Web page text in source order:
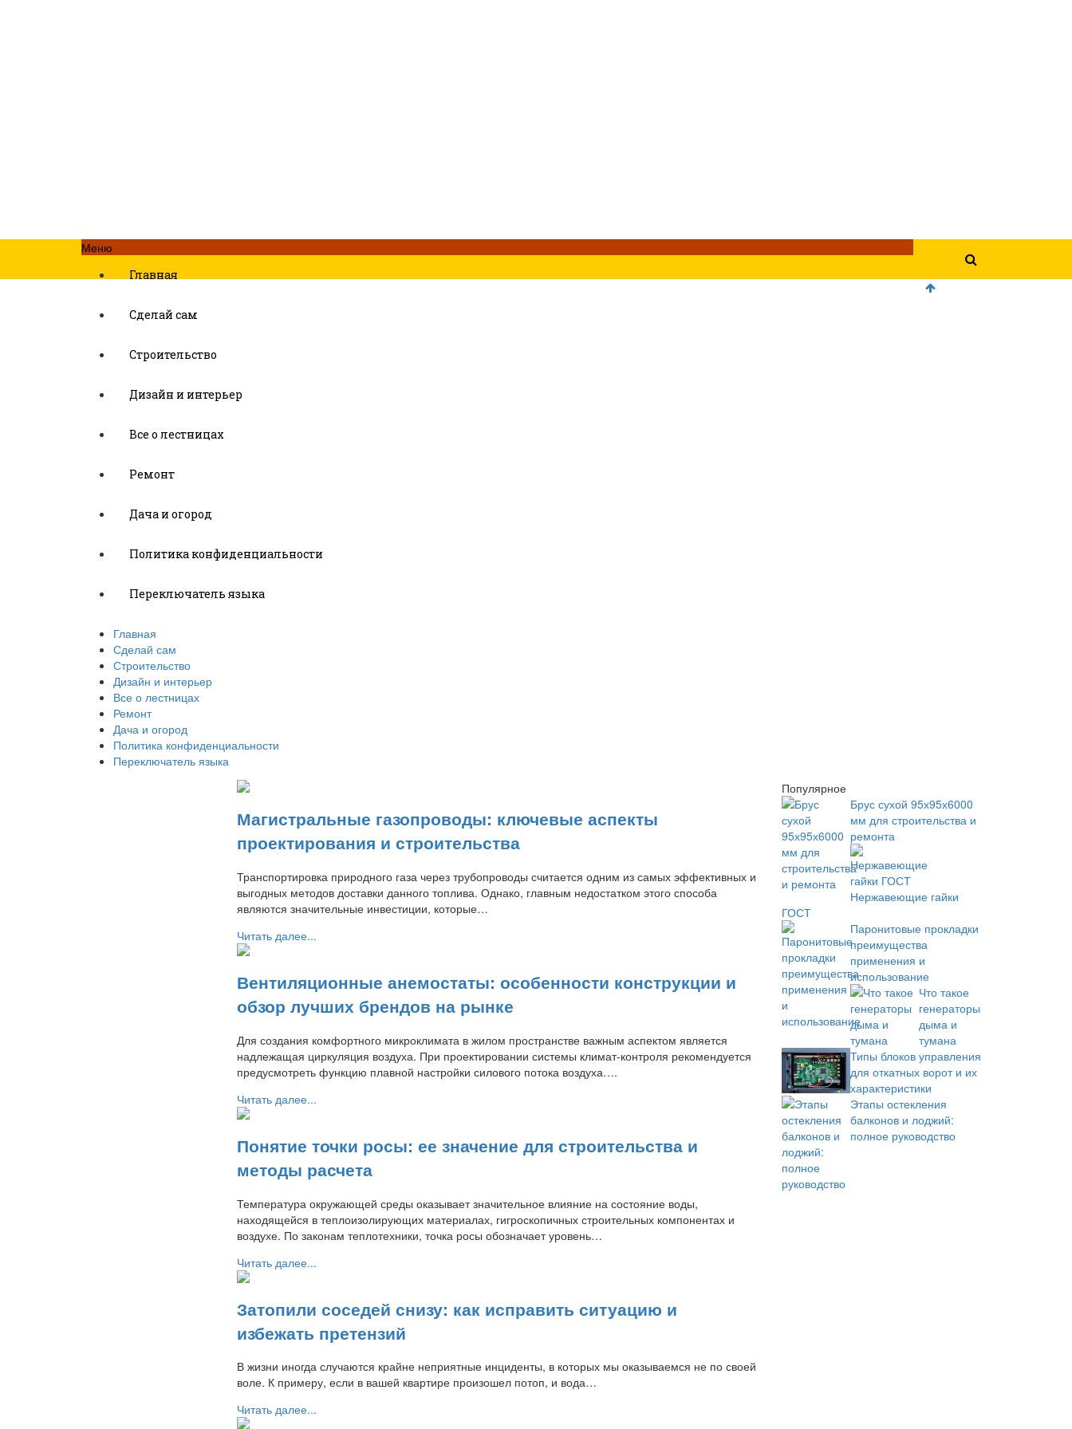
Меню
Главная
Сделай сам
Строительство
Дизайн и интерьер
Все о лестницах
Ремонт
Дача и огород
Политика конфиденциальности
Переключатель языка
Главная
Сделай сам
Строительство
Дизайн и интерьер
Все о лестницах
Ремонт
Дача и огород
Политика конфиденциальности
Переключатель языка
Магистральные газопроводы: ключевые аспекты
проектирования и строительства
Транспортировка природного газа через трубопроводы считается одним из самых эффективных и
выгодных методов доставки данного топлива. Однако, главным недостатком этого способа
являются значительные инвестиции, которые…
Читать далее...
Вентиляционные анемостаты: особенности конструкции и
обзор лучших брендов на рынке
Для создания комфортного микроклимата в жилом пространстве важным аспектом является
надлежащая циркуляция воздуха. При проектировании системы климат-контроля рекомендуется
предусмотреть функцию плавной настройки силового потока воздуха….
Читать далее...
Понятие точки росы: ее значение для строительства и
методы расчета
Температура окружающей среды оказывает значительное влияние на состояние воды,
находящейся в теплоизолирующих материалах, гигроскопичных строительных компонентах и
воздухе. По законам теплотехники, точка росы обозначает уровень…
Читать далее...
Затопили соседей снизу: как исправить ситуацию и
избежать претензий
В жизни иногда случаются крайне неприятные инциденты, в которых мы оказываемся не по своей
воле. К примеру, если в вашей квартире произошел потоп, и вода…
Читать далее...
Популярное
Брус сухой 95х95х6000
мм для строительства и
ремонта
Нержавеющие гайки
ГОСТ
Паронитовые прокладки
преимущества
применения и
использование
Что такое
генераторы
дыма и
тумана
Типы блоков управления
для откатных ворот и их
характеристики
Этапы остекления
балконов и лоджий:
полное руководство